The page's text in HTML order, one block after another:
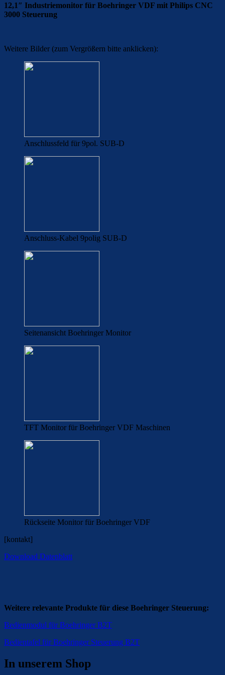
12,1″ Industriemonitor für Boehringer VDF mit Philips CNC
3000 Steuerung
Weitere Bilder (zum Vergrößern bitte anklicken):
Anschlussfeld für 9pol. SUB-D
Anschluss-Kabel 9polig SUB-D
Seitenansicht Boehringer Monitor
TFT Monitor für Boehringer VDF Maschinen
Rückseite Monitor für Boehringer VDF
[kontakt]
Download Datenblatt
Weitere relevante Produkte für diese Boehringer Steuerung:
Bedienmodul für Boehringer B2T
Bedientafel für Boehringer Steuerung B2T
In unserem Shop